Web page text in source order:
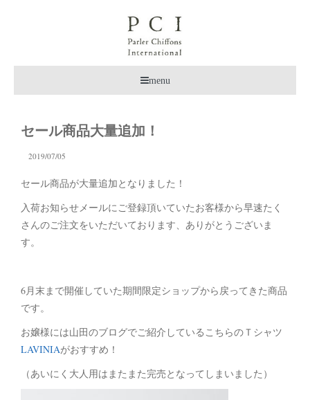
menu
セール商品大量追加！
2019/07/05
セール商品が大量追加となりました！
入荷お知らせメールにご登録頂いていたお客様から早速たく
さんのご注文をいただいております、ありがとうございま
す。
6月末まで開催していた期間限定ショップから戻ってきた商品
です。
お嬢様には山田のブログでご紹介しているこちらのＴシャツ
LAVINIAがおすすめ！
（あいにく大人用はまたまた完売となってしまいました）